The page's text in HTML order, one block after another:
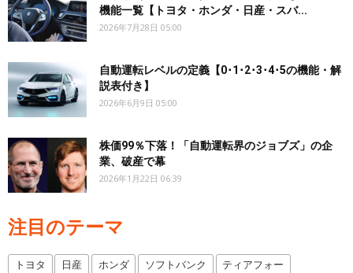
機能一覧【トヨタ・ホンダ・日産・スバ...
2026年7月28日 05:00
自動運転レベルの定義【0･1･2･3･4･5の機能・解
説表付き】
2026年6月9日 05:00
株価99％下落！「自動運転界のジョブズ」の企
業、破産で幕
2026年1月22日 06:39
注目のテーマ
トヨタ 日産 ホンダ ソフトバンク ティアフォー